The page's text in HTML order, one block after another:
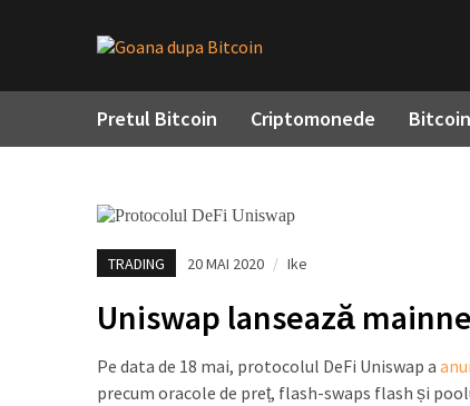
Pretul Bitcoin Criptomonede
TRADING 20 MAI 2020 / Ike
Uniswap lansează
Pe data de 18 mai, protocolul DeFi Uniswap a
precum oracole de preț, flash-swaps flash și